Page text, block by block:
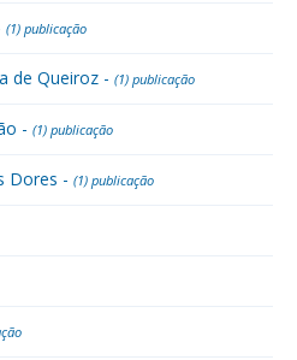
(1) publicação
de Queiroz - (1) publicação
- (1) publicação
Dores - (1) publicação